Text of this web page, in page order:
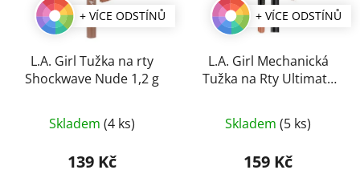
+ VÍCE ODSTÍNŮ
L.A. Girl Tužka na rty
Shockwave Nude 1,2 g
hodnocení
produktu
Skladem (4 ks)
139 Kč
+ VÍCE ODSTÍNŮ
L.A. Girl Mechanická
Tužka na Rty Ultimate
hodnocení
produktu
Skladem (5 ks)
159 Kč